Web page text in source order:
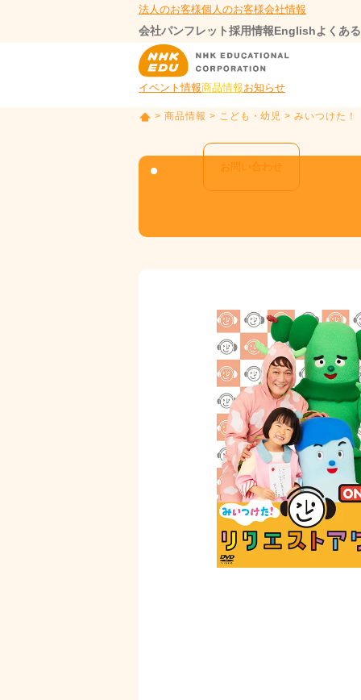
法人のお客様個人のお客様会社情報
会社パンフレット採用情報Englishよくあ
イベント情報商品情報お知らせ
お問い合わせ
P
> 商品情報 > こども・幼児 > みいつけた！